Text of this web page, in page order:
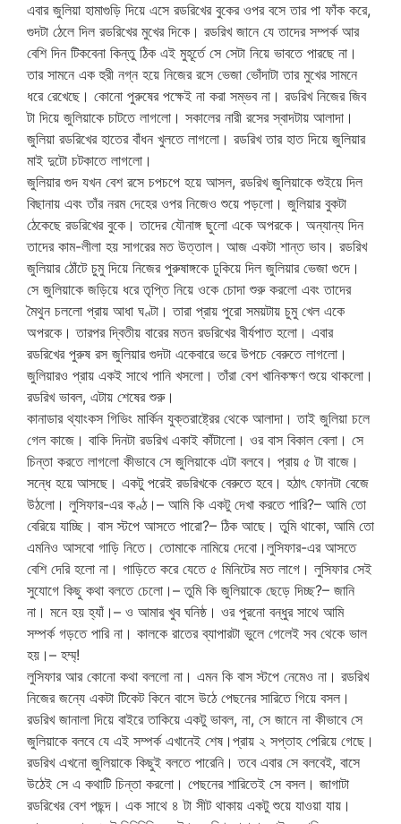
এবার জুলিয়া হামাগুড়ি দিয়ে এসে রডরিখের বুকের ওপর বসে তার পা ফাঁক করে,
গুদটা ঠেলে দিল রডরিখের মুখের দিকে। রডরিখ জানে যে তাদের সম্পর্ক আর
বেশি দিন টিকবেনা কিন্তু ঠিক এই মুহূর্তে সে সেটা নিয়ে ভাবতে পারছে না।
তার সামনে এক হুরী নগ্ন হয়ে নিজের রসে ভেজা ভোঁদাটা তার মুখের সামনে
ধরে রেখেছে। কোনো পুরুষের পক্ষেই না করা সম্ভব না। রডরিখ নিজের জিব
টা দিয়ে জুলিয়াকে চাটতে লাগলো। সকালের নারী রসের স্বাদটায় আলাদা।
জুলিয়া রডরিখের হাতের বাঁধন খুলতে লাগলো। রডরিখ তার হাত দিয়ে জুলিয়ার
মাই দুটো চটকাতে লাগলো।
জুলিয়ার গুদ যখন বেশ রসে চপচপে হয়ে আসল, রডরিখ জুলিয়াকে শুইয়ে দিল
বিছানায় এবং তাঁর নরম দেহের ওপর নিজেও শুয়ে পড়লো। জুলিয়ার বুকটা
ঠেকেছে রডরিখের বুকে। তাদের যৌনাঙ্গ ছুলো একে অপরকে। অন্যান্য দিন
তাদের কাম-লীলা হয় সাগরের মত উত্তাল। আজ একটা শান্ত ভাব। রডরিখ
জুলিয়ার ঠোঁটে চুমু দিয়ে নিজের পুরুষাঙ্গকে ঢুকিয়ে দিল জুলিয়ার ভেজা গুদে।
সে জুলিয়াকে জড়িয়ে ধরে তৃপ্তি নিয়ে ওকে চোদা শুরু করলো এবং তাদের
মৈথুন চললো প্রায় আধা ঘণ্টা। তারা প্রায় পুরো সময়টায় চুমু খেল একে
অপরকে। তারপর দ্বিতীয় বারের মতন রডরিখের বীর্যপাত হলো। এবার
রডরিখের পুরুষ রস জুলিয়ার গুদটা একেবারে ভরে উপচে বেরুতে লাগলো।
জুলিয়ারও প্রায় একই সাথে পানি খসলো। তাঁরা বেশ খানিকক্ষণ শুয়ে থাকলো।
রডরিখ ভাবল, এটায় শেষের শুরু।
কানাডার থ্যাংকস গিভিং মার্কিন যুক্তরাষ্ট্রের থেকে আলাদা। তাই জুলিয়া চলে
গেল কাজে। বাকি দিনটা রডরিখ একাই কাঁটালো। ওর বাস বিকাল বেলা। সে
চিন্তা করতে লাগলো কীভাবে সে জুলিয়াকে এটা বলবে। প্রায় ৫ টা বাজে।
সন্ধে হয়ে আসছে। একটু পরেই রডরিখকে বেরুতে হবে। হঠাৎ ফোনটা বেজে
উঠলো। লুসিফার-এর কণ্ঠ।– আমি কি একটু দেখা করতে পারি?– আমি তো
বেরিয়ে যাচ্ছি। বাস স্টপে আসতে পারো?– ঠিক আছে। তুমি থাকো, আমি তো
এমনিও আসবো গাড়ি নিতে। তোমাকে নামিয়ে দেবো।লুসিফার-এর আসতে
বেশি দেরি হলো না। গাড়িতে করে যেতে ৫ মিনিটের মত লাগে। লুসিফার সেই
সুযোগে কিছু কথা বলতে চেলো।– তুমি কি জুলিয়াকে ছেড়ে দিচ্ছ?– জানি
না। মনে হয় হ্যাঁ।– ও আমার খুব ঘনিষ্ঠ। ওর পুরনো বন্ধুর সাথে আমি
সম্পর্ক গড়তে পারি না। কালকে রাতের ব্যাপারটা ভুলে গেলেই সব থেকে ভাল
হয়।– হম্ম্!
লুসিফার আর কোনো কথা বললো না। এমন কি বাস স্টপে নেমেও না। রডরিখ
নিজের জন্যে একটা টিকেট কিনে বাসে উঠে পেছনের সারিতে গিয়ে বসল।
রডরিখ জানালা দিয়ে বাইরে তাকিয়ে একটু ভাবল, না, সে জানে না কীভাবে সে
জুলিয়াকে বলবে যে এই সম্পর্ক এখানেই শেষ।প্রায় ২ সপ্তাহ পেরিয়ে গেছে।
রডরিখ এখনো জুলিয়াকে কিছুই বলতে পারেনি। তবে এবার সে বলবেই, বাসে
উঠেই সে এ কথাটি চিন্তা করলো। পেছনের শারিতেই সে বসল। জাগাটা
রডরিখের বেশ পছন্দ। এক সাথে ৪ টা সীট থাকায় একটু শুয়ে যাওয়া যায়।